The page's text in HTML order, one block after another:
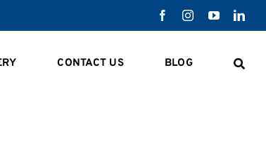
CONTACT US BLOG